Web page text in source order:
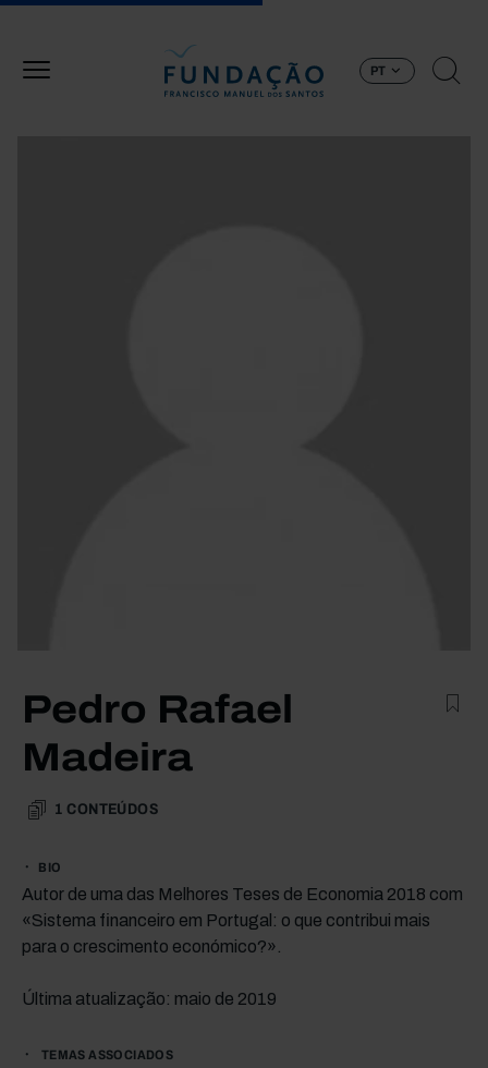
PT
Pedro Rafael
Madeira
1 CONTEÚDOS
BIO
Autor de uma das Melhores Teses de Economia 2018 com
«Sistema financeiro em Portugal: o que contribui mais
para o crescimento económico?».
Última atualização: maio de 2019
TEMAS ASSOCIADOS